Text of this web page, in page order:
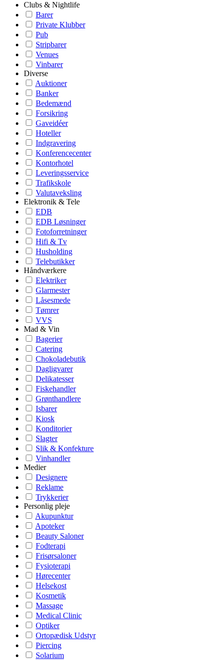
Clubs & Nightlife
Barer
Private Klubber
Pub
Stripbarer
Venues
Vinbarer
Diverse
Auktioner
Banker
Bedemænd
Forsikring
Gaveidéer
Hoteller
Indgravering
Konferencecenter
Kontorhotel
Leveringsservice
Trafikskole
Valutaveksling
Elektronik & Tele
EDB
EDB Løsninger
Fotoforretninger
Hifi & Tv
Husholding
Telebutikker
Håndværkere
Elektriker
Glarmester
Låsesmede
Tømrer
VVS
Mad & Vin
Bagerier
Catering
Chokoladebutik
Dagligvarer
Delikatesser
Fiskehandler
Grønthandlere
Isbarer
Kiosk
Konditorier
Slagter
Slik & Konfekture
Vinhandler
Medier
Designere
Reklame
Trykkerier
Personlig pleje
Akupunktur
Apoteker
Beauty Saloner
Fodterapi
Frisørsaloner
Fysioterapi
Hørecenter
Helsekost
Kosmetik
Massage
Medical Clinic
Optiker
Ortopædisk Udstyr
Piercing
Solarium